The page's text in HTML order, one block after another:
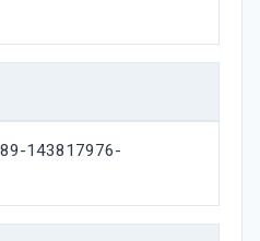
143817976-